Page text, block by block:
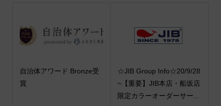
自治体アワード Bronze受
賞
☆JIB Group Info☆20/9/28
~【重要】JIB本店・船坂店
限定カラーオーダーサー...